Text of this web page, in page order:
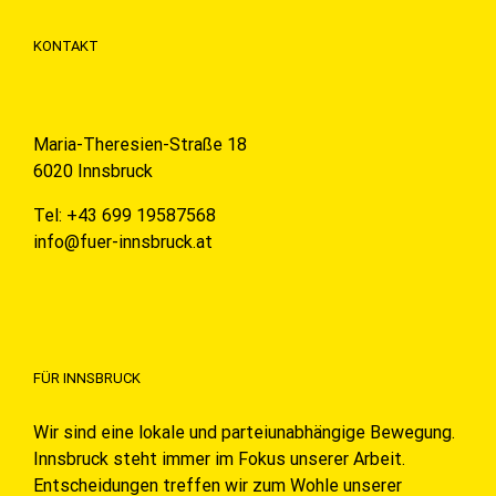
KONTAKT
Maria-Theresien-Straße 18
6020 Innsbruck
Tel: +43 699 19587568
info@fuer-innsbruck.at
FÜR INNSBRUCK
Wir sind eine lokale und parteiunabhängige Bewegung.
Innsbruck steht immer im Fokus unserer Arbeit.
Entscheidungen treffen wir zum Wohle unserer